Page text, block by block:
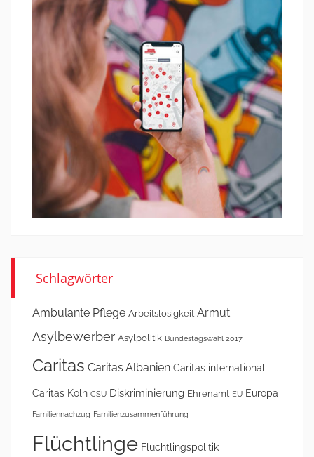
Schlagwörter
Ambulante Pflege Arbeitslosigkeit Armut
Asylbewerber Asylpolitik Bundestagswahl 2017
Caritas Caritas Albanien Caritas international
Caritas Köln CSU Diskriminierung Ehrenamt EU Europa
Familiennachzug Familienzusammenführung
Flüchtlinge Flüchtlingspolitik